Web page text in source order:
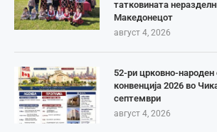
татковината
Македонецот
август 4, 2026
52-ри црковно-
конвенција 2026 во
септември
август 4, 2026